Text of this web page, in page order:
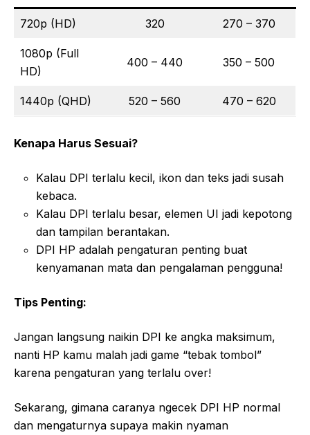
720p (HD) 320 270 – 370
1080p (Full
HD)
400 – 440 350 – 500
1440p (QHD) 520 – 560 470 – 620
Kenapa Harus Sesuai?
Kalau DPI terlalu kecil, ikon dan teks jadi susah
kebaca.
Kalau DPI terlalu besar, elemen UI jadi kepotong
dan tampilan berantakan.
DPI HP adalah pengaturan penting buat
kenyamanan mata dan pengalaman pengguna!
Tips Penting:
Jangan langsung naikin DPI ke angka maksimum,
nanti HP kamu malah jadi game “tebak tombol”
karena pengaturan yang terlalu over!
Sekarang, gimana caranya ngecek DPI HP normal
dan mengaturnya supaya makin nyaman